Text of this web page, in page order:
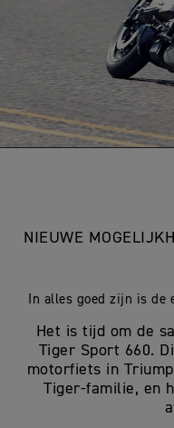
NIEUWE
In alles goed zijn is
Het is tijd om de
Tiger Sport 660.
motorfiets in
Tiger-familie, en